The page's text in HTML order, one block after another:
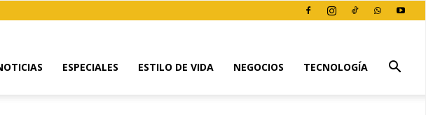
ESPECIALES ESTILO DE VIDA NEGOCIOS TECNOLOGÍA